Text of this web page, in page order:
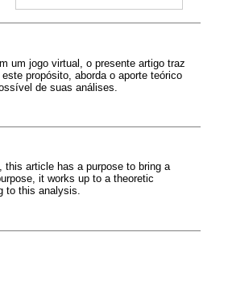
um jogo virtual, o presente artigo traz
propósito, aborda o aporte teórico
de suas análises.
article has a purpose to bring a
it works up to a theoretic
to this analysis.